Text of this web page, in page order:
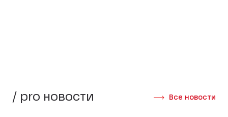
/ pro новости Все новости